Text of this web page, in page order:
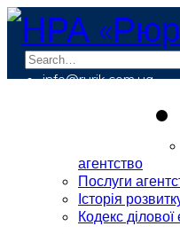
info@rurik.com.ua
агентство
Послуги
Історія
Кодекс ділової